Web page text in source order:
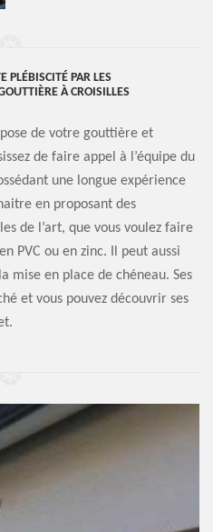
PLÉBISCITÉ PAR LES
À CROISILLES
de votre gouttière et
de faire appel à l’équipe du
une longue expérience
en proposant des
de l’art, que vous voulez faire
PVC ou en zinc. Il peut aussi
mise en place de chéneau. Ses
et vous pouvez découvrir ses